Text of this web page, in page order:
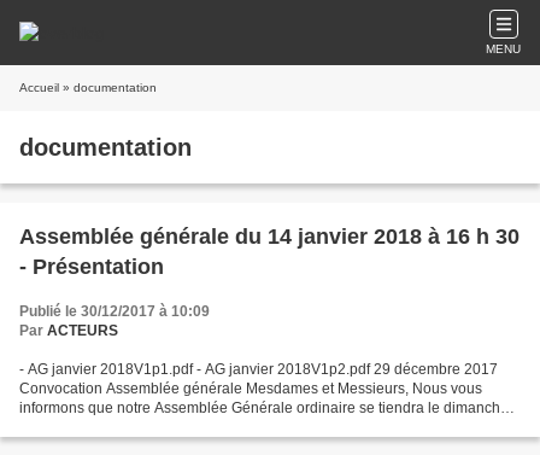
MENU
Accueil » documentation
documentation
Assemblée générale du 14 janvier 2018 à 16 h 30
- Présentation
Publié le 30/12/2017 à 10:09
Par ACTEURS
- AG janvier 2018V1p1.pdf - AG janvier 2018V1p2.pdf 29 décembre 2017
Convocation Assemblée générale Mesdames et Messieurs, Nous vous
informons que notre Assemblée Générale ordinaire se tiendra le dimanche